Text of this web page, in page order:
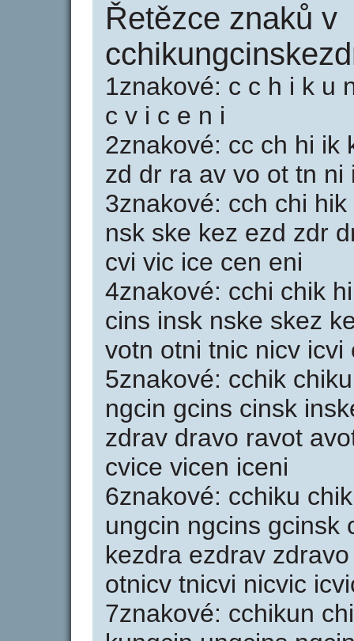
Řetězce znaků v
1znakové: c c h i k u
c v i c e n i
2znakové: cc ch hi ik
zd dr ra av vo ot tn ni
3znakové: cch chi
nsk ske kez ezd zdr
cvi vic ice cen eni
4znakové: cchi chik
cins insk nske skez
votn otni tnic nicv icvi
5znakové: cchik
ngcin gcins cinsk
zdrav dravo ravot
cvice vicen iceni
6znakové: cchiku
ungcin ngcins gcinsk
kezdra ezdrav
otnicv tnicvi nicvic
7znakové: cchikun